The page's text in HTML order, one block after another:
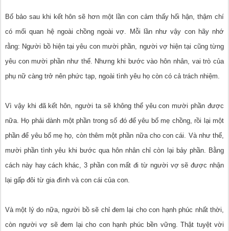
Bố bảo sau khi kết hôn sẽ hơn một lần con cảm thấy hối hận, thậm chí
có mối quan hệ ngoài chồng ngoài vợ. Mỗi lần như vậy con hãy nhớ
rằng: Người bồ hiện tại yêu con mười phần, người vợ hiện tại cũng từng
yêu con mười phần như thế. Nhưng khi bước vào hôn nhân, vai trò của
phụ nữ càng trở nên phức tạp, ngoài tình yêu họ còn có cả trách nhiệm.
Vì vậy khi đã kết hôn, người ta sẽ không thể yêu con mười phần được
nữa. Họ phải dành một phần trong số đó để yêu bố mẹ chồng, rồi lại một
phần để yêu bố mẹ họ, còn thêm một phần nữa cho con cái. Và như thế,
mười phần tình yêu khi bước qua hôn nhân chỉ còn lại bảy phần. Bằng
cách này hay cách khác, 3 phần con mất đi từ người vợ sẽ được nhận
lại gấp đôi từ gia đình và con cái của con.
Và một lý do nữa, người bồ sẽ chỉ đem lại cho con hạnh phúc nhất thời,
còn người vợ sẽ đem lại cho con hạnh phúc bền vững. Thật tuyệt vời